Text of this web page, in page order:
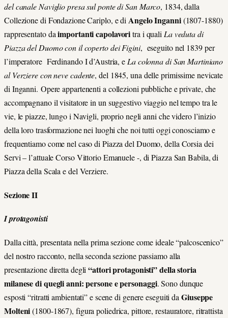
del canale Naviglio presa sulponte di San Marco, 1834, dalla
Collezione di Fondazione Cariplo, e diAngelo Inganni(1807-1880)
rappresentato daimportanti capolavoritra i qualiLa veduta di
Piazza del Duomo con il coperto dei Figini, eseguito nel 1839 per
l’imperatore Ferdinando I d’Austria, eLa colonna di San Martiniano
al Verziere con neve cadente, del 1845, una delle primissime nevicate
di Inganni. Opere appartenenti a collezioni pubbliche e private, che
accompagnano il visitatore in un suggestivo viaggio nel tempo tra le
vie, le piazze, lungo i Navigli, proprio negli anni che videro l’inizio
della loro trasformazione nei luoghi che noi tutti oggi conosciamo e
frequentiamo come nel caso di Piazza del Duomo, della Corsia dei
Servi – l’attuale Corso Vittorio Emanuele -, di Piazza San Babila, di
Piazza della Scala e del Verziere.
Sezione II
I protagonisti
Dalla città, presentata nella prima sezione come ideale “palcoscenico”
del nostro racconto, nella seconda sezione passiamo alla
presentazione diretta degli“attori protagonisti” della storia
milanese di quegli anni: persone e personaggi. Sono dunque
esposti “ritratti ambientati” e scene di genere eseguiti da Giuseppe
Molteni(1800-1867), figura poliedrica, pittore, restauratore, ritrattista